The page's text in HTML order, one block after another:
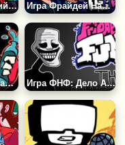
Игра ФНФ Адский Босс Игра Фрайдей Найт Фанкин: CG5
Игра Фрайдей Найт Фанкин: Энни Игра ФНФ: Дело Агента Блюболза 1.999